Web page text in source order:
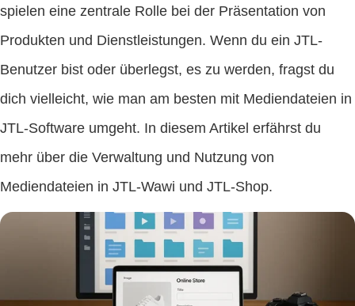
spielen eine zentrale Rolle bei der Präsentation von
Produkten und Dienstleistungen. Wenn du ein JTL-
Benutzer bist oder überlegst, es zu werden, fragst du
dich vielleicht, wie man am besten mit Mediendateien in
JTL-Software umgeht. In diesem Artikel erfährst du
mehr über die Verwaltung und Nutzung von
Mediendateien in JTL-Wawi und JTL-Shop.